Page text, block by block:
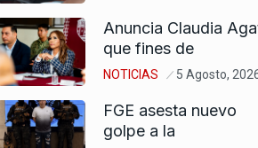
Anuncia Claudia
que fines de
NOTICIAS 5 Agosto,
FGE asesta nuevo
golpe a la